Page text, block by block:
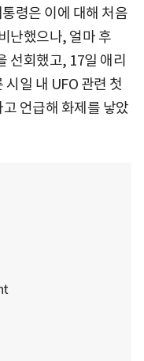
령은 이에 대해 처음
난했으나, 얼마 후
선회했고, 17일 애리
일 내 UFO 관련 첫
언급해 화제를 낳았